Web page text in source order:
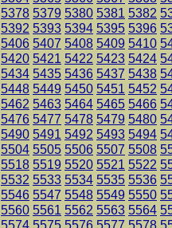
5378 5379 5380 5381 5382
5392 5393 5394 5395 5396
5406 5407 5408 5409 5410
5420 5421 5422 5423 5424
5434 5435 5436 5437 5438
5448 5449 5450 5451 5452
5462 5463 5464 5465 5466
5476 5477 5478 5479 5480
5490 5491 5492 5493 5494
5504 5505 5506 5507 5508
5518 5519 5520 5521 5522
5532 5533 5534 5535 5536
5546 5547 5548 5549 5550
5560 5561 5562 5563 5564
5574 5575 5576 5577 5578